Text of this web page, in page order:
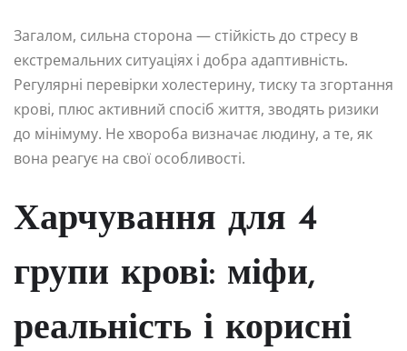
Загалом, сильна сторона — стійкість до стресу в
екстремальних ситуаціях і добра адаптивність.
Регулярні перевірки холестерину, тиску та згортання
крові, плюс активний спосіб життя, зводять ризики
до мінімуму. Не хвороба визначає людину, а те, як
вона реагує на свої особливості.
Харчування для 4
групи крові: міфи,
реальність і корисні